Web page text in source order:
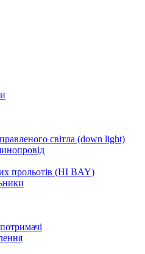
світла (down light)
прольотів (HI BAY)